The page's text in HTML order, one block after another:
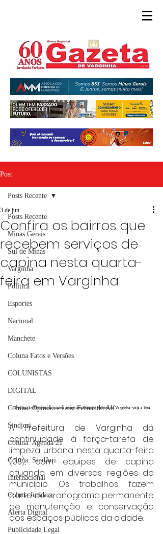
Post
Posts Recente
Minas Gerais
Sul de Minas
Varginha
Política
Esportes
Nacional
Manchete
Coluna Fatos e Versões
COLUNISTAS
DIGITAL
Coluna: Opinião - Luiz Fernando Alf
Sindjori
Coluna: Agenda 21
Coluna: SindJori
Internacional
Coluna Jurídica
Alerta Digital
Publicidade Legal
Posts Recente
Confira os bairros que
recebem serviços de
capina nesta quarta-
feira em Varginha
3 de jun.
Divulgação/Equipes de capina atuam em diversos bairros de Varginha; veja a lista
A Prefeitura de Varginha dá
continuidade à força-tarefa de
limpeza urbana nesta quarta-feira
(03), com equipes de capina
atuando em diversas regiões do
município. Os trabalhos fazem
parte do cronograma permanente
de manutenção e conservação
dos espaços públicos da cidade.